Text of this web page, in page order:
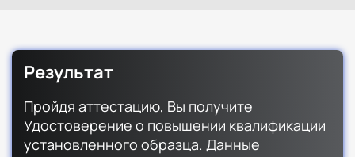
Результат
Пройдя аттестацию, Вы получите
Удостоверение о повышении квалификации
установленного образца. Данные